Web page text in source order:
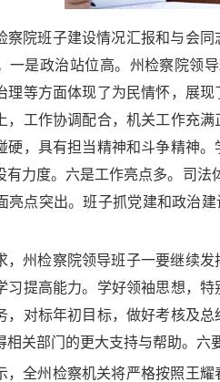
察院班子建设情况汇报和与会
一是政治站位高。州检察院领
理等方面体现了为民情怀，展
，工作协调配合，机关工作充
硬，具有担当精神和斗争精神
有力度。六是工作亮点多。司法
亮点突出。班子抓党建和政治
，州检察院领导班子一要继续
习提高能力。学好领袖思想，
，对标年初目标，做好考核及
相关部门的更大支持与帮助。六
，全州检察机关将严格按照王